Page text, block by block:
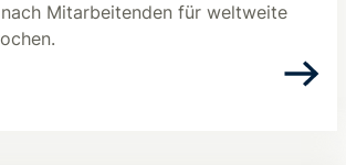
Mitarbeitenden für weltweite